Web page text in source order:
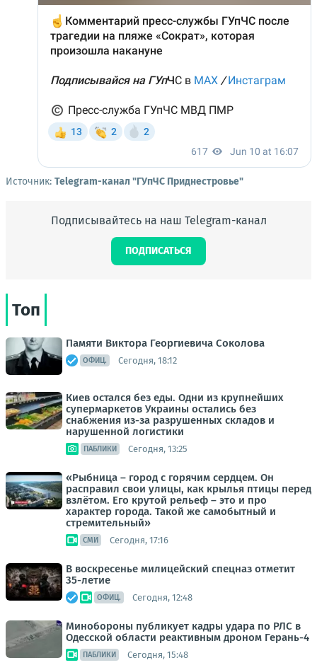
Источник: Telegram-канал "ГУпЧС Приднестровье"
Подписывайтесь на наш Telegram-канал
ПОДПИСАТЬСЯ
Топ
Памяти Виктора Георгиевича Соколова
ОФИЦ. Сегодня, 18:12
Киев остался без еды. Одни из крупнейших
супермаркетов Украины остались без
снабжения из-за разрушенных складов и
нарушенной логистики
ПАБЛИКИ Сегодня, 13:25
«Рыбница – город с горячим сердцем. Он
расправил свои улицы, как крылья птицы перед
взлётом. Его крутой рельеф – это и про
характер города. Такой же самобытный и
стремительный»
СМИ Сегодня, 17:16
В воскресенье милицейский спецназ отметит
35-летие
ОФИЦ. Сегодня, 12:48
Минобороны публикует кадры удара по РЛС в
Одесской области реактивным дроном Герань-4
ПАБЛИКИ Сегодня, 15:48